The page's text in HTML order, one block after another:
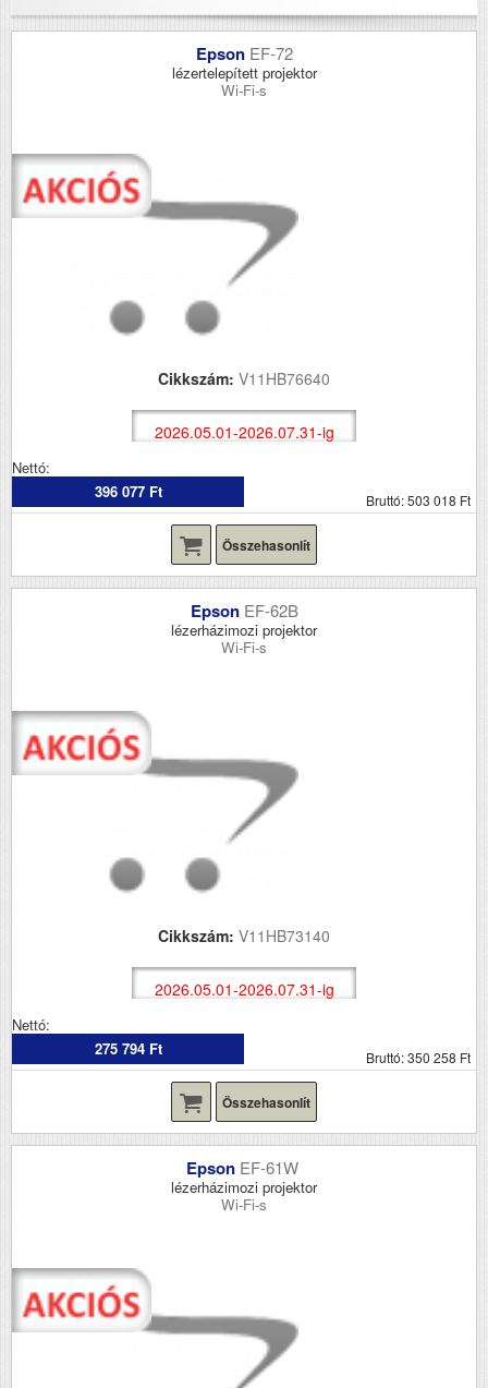
Epson EF-72
lézertelepített projektor
Wi-Fi-s
Cikkszám: V11HB76640
2026.05.01-2026.07.31-ig
Nettó:
396 077 Ft
Bruttó: 503 018 Ft
Összehasonlít
Epson EF-62B
lézerházimozi projektor
Wi-Fi-s
Cikkszám: V11HB73140
2026.05.01-2026.07.31-ig
Nettó:
275 794 Ft
Bruttó: 350 258 Ft
Összehasonlít
Epson EF-61W
lézerházimozi projektor
Wi-Fi-s